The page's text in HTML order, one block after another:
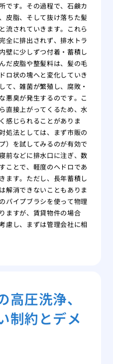
です。その過程で、石鹸カ
皮脂、そして抜け落ちた髪
流されていきます。これら
全に排出されず、排水トラ
壁に少しずつ付着・蓄積し
だ皮脂や整髪料は、髪の毛
ロ状の塊へと変化していき
て、雑菌が繁殖し、腐敗・
悪臭が発生するのです。こ
直接上がってくるため、水
感じられることがありま
処法としては、まず市販の
）を試してみるのが有効で
前などに排水口に注ぎ、数
ことで、軽度のヘドロであ
ます。ただし、長年蓄積し
解消できないこともありま
パイプブラシを使って物理
ますが、賃貸物件の場合
慮し、まずは管理会社に相
高圧洗浄、
制約とデメ